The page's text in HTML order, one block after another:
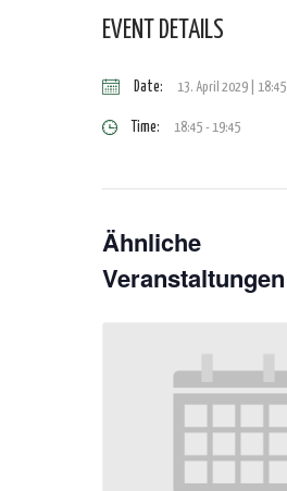
EVENT DETAILS
Date: 13. April 2029 | 18:45
Time: 18:45 - 19:45
Ähnliche
Veranstaltungen